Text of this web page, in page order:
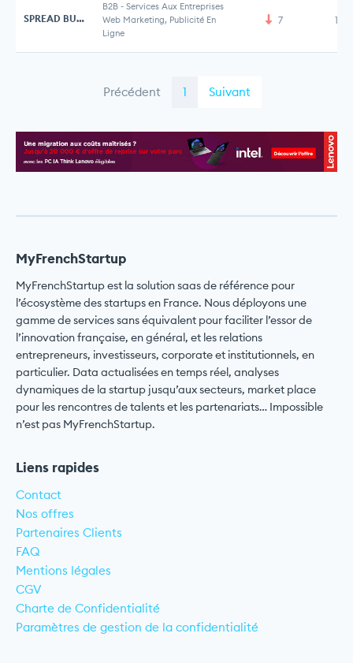
SPREAD BUTTON
B2B - Services Aux Entreprises
Web Marketing, Publicité En
Ligne
7
Précédent 1 Suivant
MyFrenchStartup
MyFrenchStartup est la solution saas de référence pour
l’écosystème des startups en France. Nous déployons une
gamme de services sans équivalent pour faciliter l’essor de
l’innovation française, en général, et les relations
entrepreneurs, investisseurs, corporate et institutionnels, en
particulier. Data actualisées en temps réel, analyses
dynamiques de la startup jusqu’aux secteurs, market place
pour les rencontres de talents et les partenariats… Impossible
n’est pas MyFrenchStartup.
Liens rapides
Contact
Nos offres
Partenaires Clients
FAQ
Mentions légales
CGV
Charte de Confidentialité
Paramètres de gestion de la confidentialité